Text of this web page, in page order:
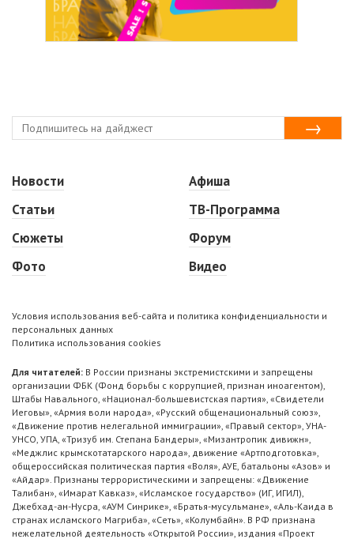
Новости
Статьи
Сюжеты
Фото
Афиша
ТВ-Программа
Форум
Видео
Условия использования веб-сайта и политика конфиденциальности и
персональных данных
Политика использования cookies
Для читателей: В России признаны экстремистскими и запрещены
организации ФБК (Фонд борьбы с коррупцией, признан иноагентом),
Штабы Навального, «Национал-большевистская партия», «Свидетели
Иеговы», «Армия воли народа», «Русский общенациональный союз»,
«Движение против нелегальной иммиграции», «Правый сектор», УНА-
УНСО, УПА, «Тризуб им. Степана Бандеры», «Мизантропик дивижн»,
«Меджлис крымскотатарского народа», движение «Артподготовка»,
общероссийская политическая партия «Воля», АУЕ, батальоны «Азов» и
«Айдар». Признаны террористическими и запрещены: «Движение
Талибан», «Имарат Кавказ», «Исламское государство» (ИГ, ИГИЛ),
Джебхад-ан-Нусра, «АУМ Синрике», «Братья-мусульмане», «Аль-Каида в
странах исламского Магриба», «Сеть», «Колумбайн». В РФ признана
нежелательной деятельность «Открытой России», издания «Проект